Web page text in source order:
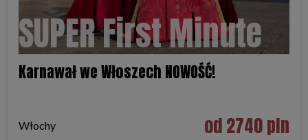
SUPER First Minute
Karnawał we Włoszech NOWOŚĆ!
Włochy od 2740 pln